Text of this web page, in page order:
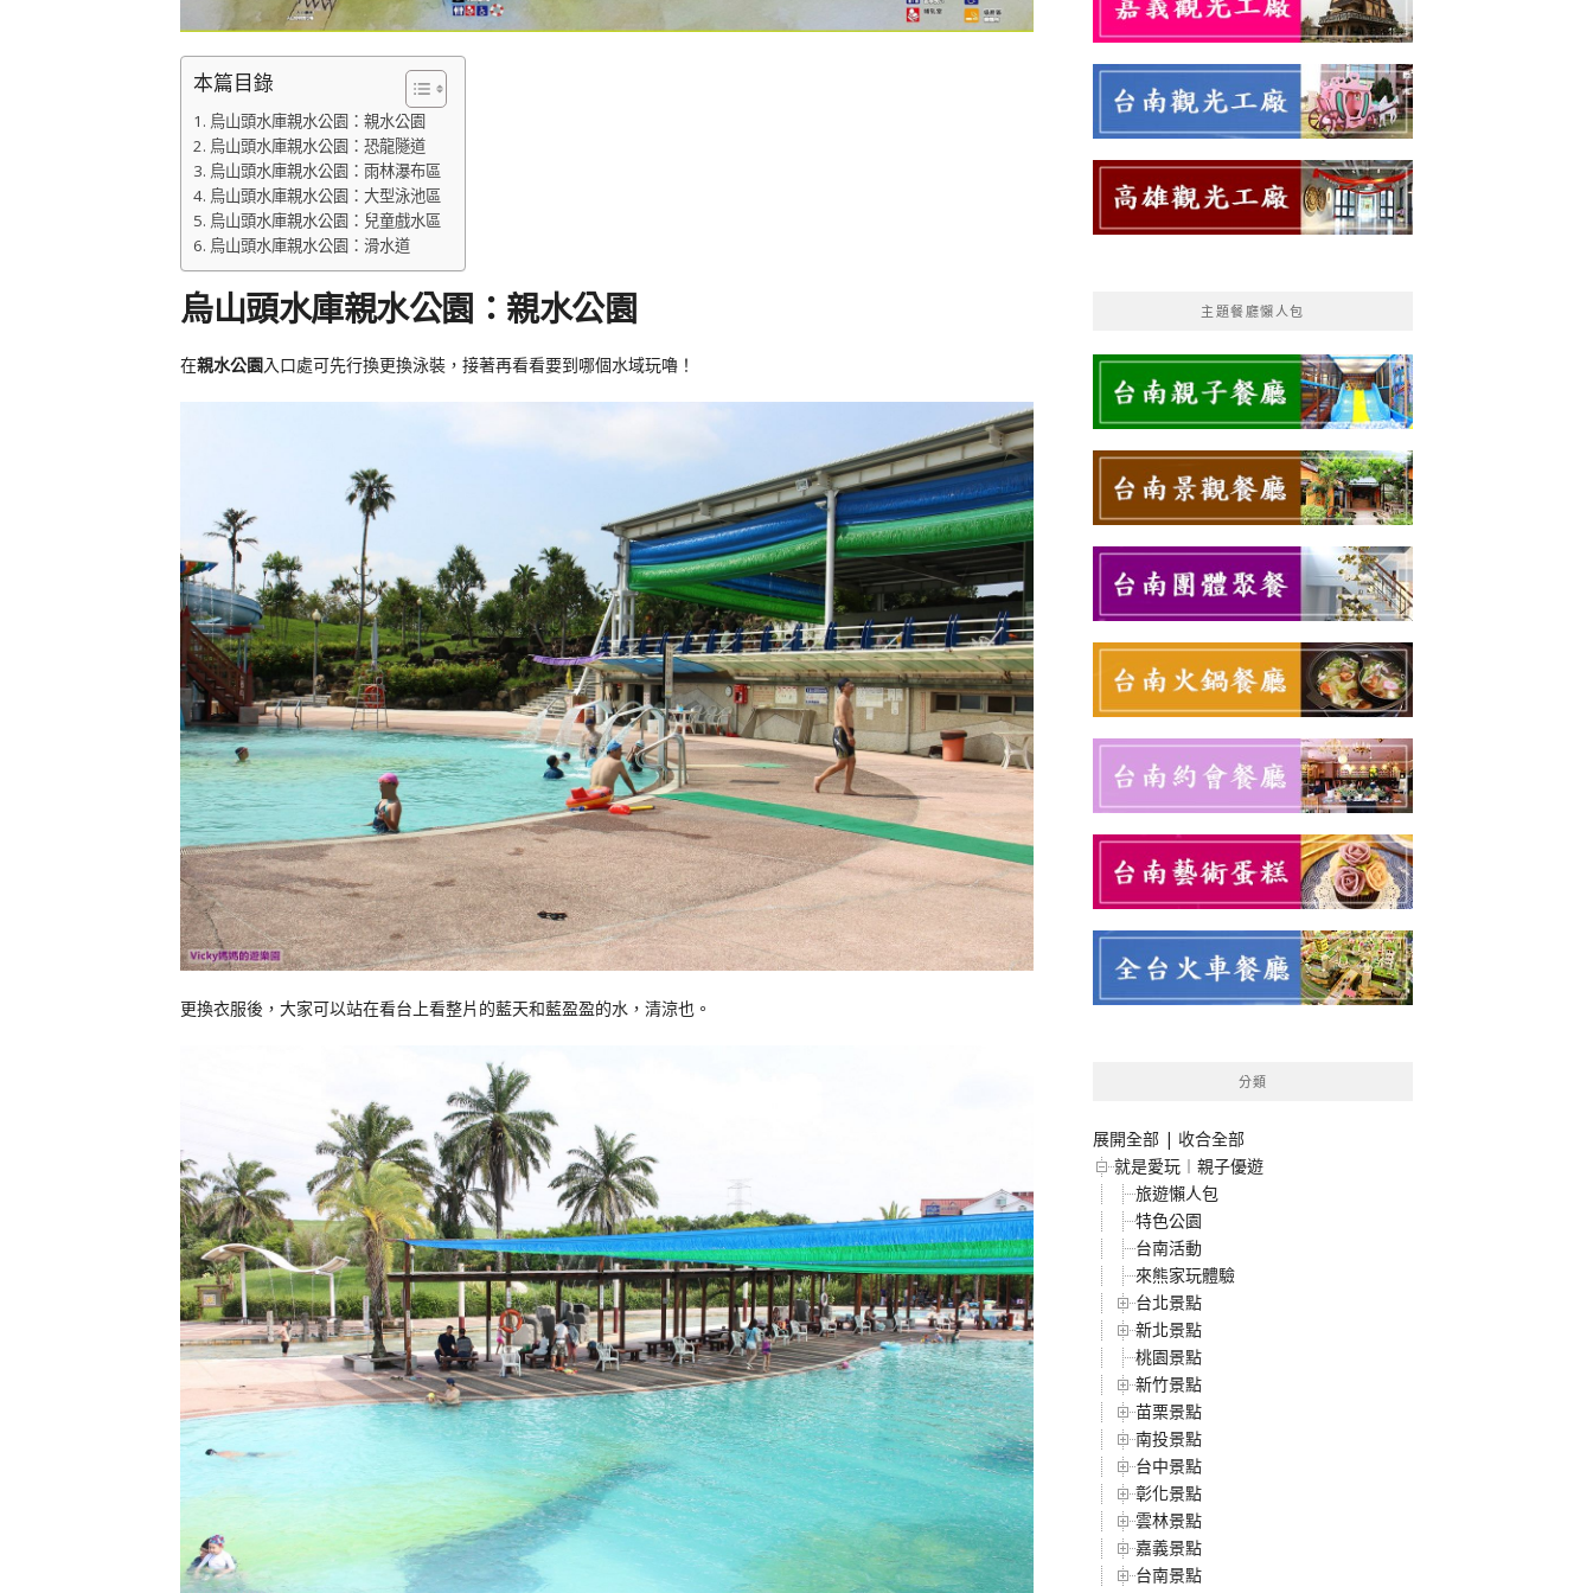
本篇目錄
烏山頭水庫親水公園：親水公園
烏山頭水庫親水公園：恐龍隧道
烏山頭水庫親水公園：雨林瀑布區
烏山頭水庫親水公園：大型泳池區
烏山頭水庫親水公園：兒童戲水區
烏山頭水庫親水公園：滑水道
烏山頭水庫親水公園：親水公園
在親水公園入口處可先行換更換泳裝，接著再看看要到哪個水域玩嚕！
更換衣服後，大家可以站在看台上看整片的藍天和藍盈盈的水，清涼也。
主題餐廳懶人包
分類
展開全部 | 收合全部
就是愛玩︱親子優遊
旅遊懶人包
特色公園
台南活動
來熊家玩體驗
台北景點
新北景點
桃園景點
新竹景點
苗栗景點
南投景點
台中景點
彰化景點
雲林景點
嘉義景點
台南景點